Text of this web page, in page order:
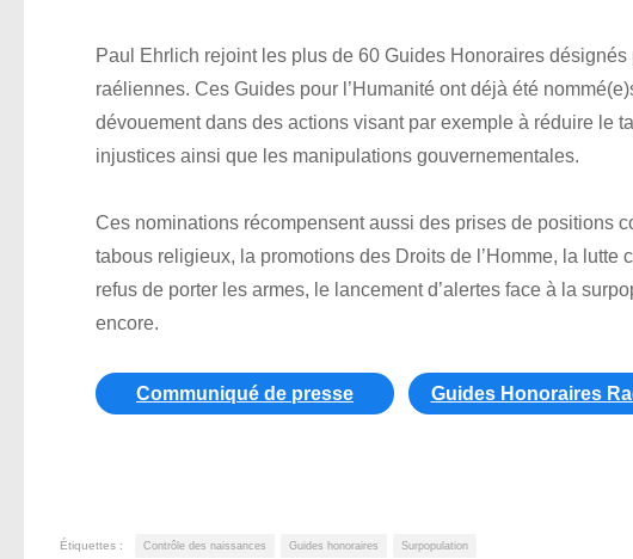
Paul Ehrlich rejoint les plus de 60 Guides Honoraires
raéliennes. Ces Guides pour l’Humanité ont déjà été
dévouement dans des actions visant par exemple à réduire le
injustices ainsi que les manipulations gouvernementales.
Ces nominations récompensent aussi des prises de positions
tabous religieux, la promotions des Droits de l’Homme, la
refus de porter les armes, le lancement d’alertes face à la
encore.
Communiqué de presse Guides Honoraires
Étiquettes : Contrôle des naissances Guides honoraires Surpopulation